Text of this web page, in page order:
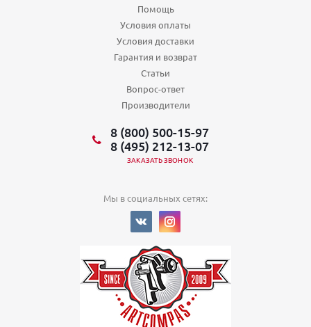
Помощь
Условия оплаты
Условия доставки
Гарантия и возврат
Статьи
Вопрос-ответ
Производители
8 (800) 500-15-97
8 (495) 212-13-07
ЗАКАЗАТЬ ЗВОНОК
Мы в социальных сетях: